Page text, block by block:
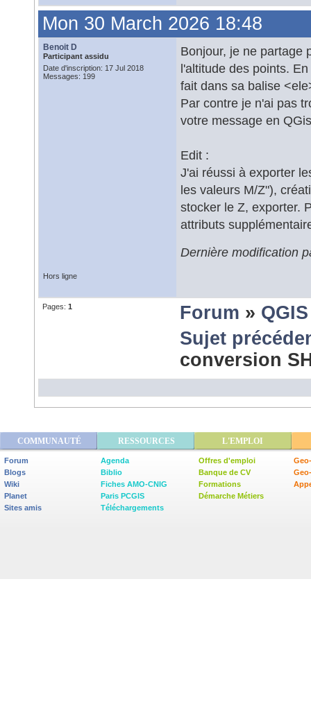
Mon 30 March 2026 18:48
Benoit D
Participant assidu
Date d'inscription: 17 Jul 2018
Messages: 199
Bonjour, je ne partage
l'altitude des points.
fait dans sa balise
Par contre je n'ai pas
votre message en
Edit :
J'ai réussi à exporter
les valeurs M/Z"),
stocker le Z, exporter.
attributs
Dernière modification
Hors ligne
Pages: 1 Forum » QGIS
Sujet
conversion
COMMUNAUTÉ RESSOURCES L'EMPLOI
Forum
Blogs
Wiki
Planet
Sites amis
Agenda
Biblio
Fiches AMO-CNIG
Paris PCGIS
Téléchargements
Offres d'emploi
Banque de CV
Formations
Démarche Métiers